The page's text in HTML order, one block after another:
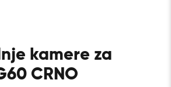
kamere za
CRNO